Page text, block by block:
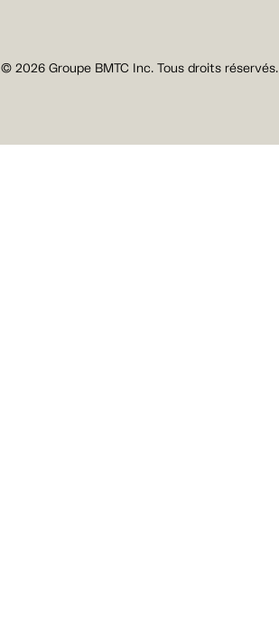
© 2026 Groupe BMTC Inc. Tous droits réservés.